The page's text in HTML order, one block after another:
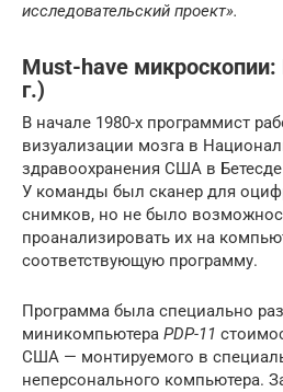
исследовательский проект».
Must-have микроскопии:
г.)
В начале 1980-х программист
визуализации мозга в
здравоохранения США в
У команды был сканер для
снимков, но не было
проанализировать их на
соответствующую программу.
Программа была специально
миникомпьютера PDP-11
США — монтируемого в
неперсонального компьютера.